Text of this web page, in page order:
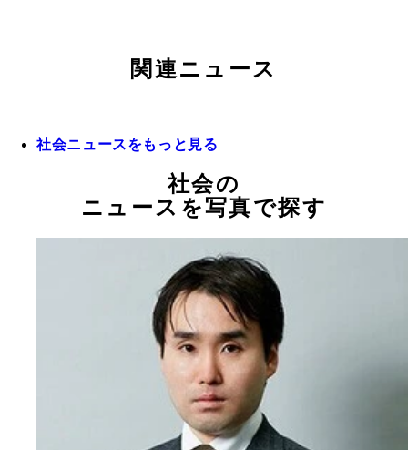
関連ニュース
社会ニュースをもっと見る
社会の
ニュースを写真で探す